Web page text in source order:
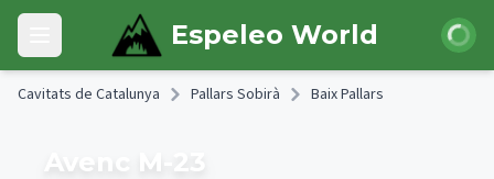
Skip to main content
Open main menu Espeleo World Iniciar
Cavitats de Catalunya Pallars Sobirà Baix Pallars
Avenc M-23